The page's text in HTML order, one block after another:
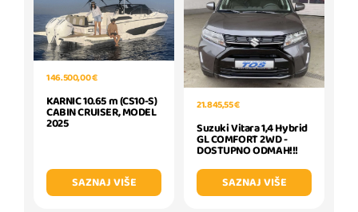
146.500,00 €
KARNIC 10.65 m (CS10-S)
CABIN CRUISER, MODEL
2025
SAZNAJ VIŠE
21.845,55 €
Suzuki Vitara 1,4 Hybrid
GL COMFORT 2WD -
DOSTUPNO ODMAH!!!
SAZNAJ VIŠE